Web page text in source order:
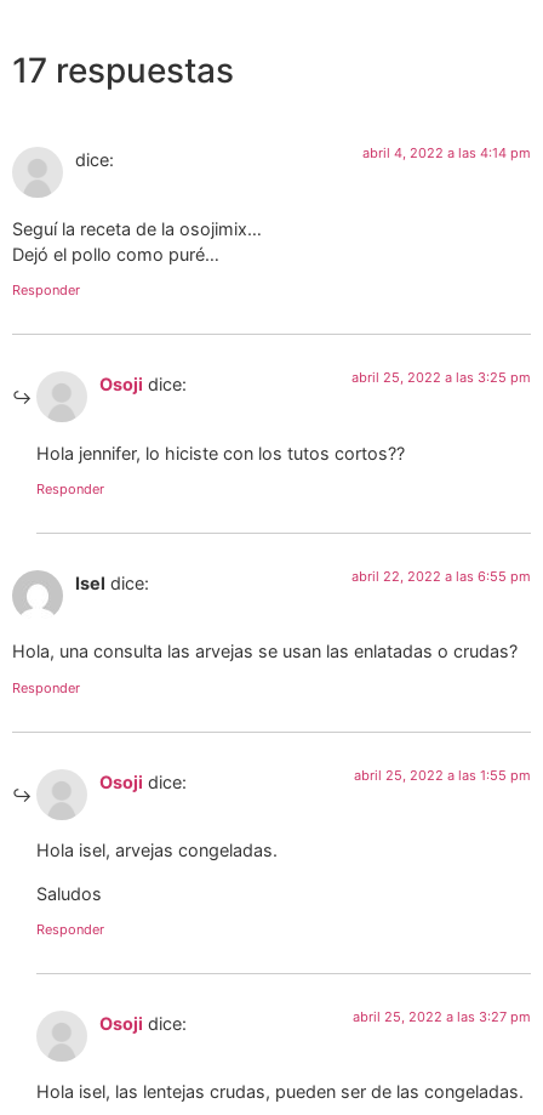
17 respuestas
dice: abril 4, 2022 a las 4:14 pm
Seguí la receta de la osojimix…
Dejó el pollo como puré…
Responder
Osoji dice: abril 25, 2022 a las 3:25 pm
Hola jennifer, lo hiciste con los tutos cortos??
Responder
Isel dice: abril 22, 2022 a las 6:55 pm
Hola, una consulta las arvejas se usan las enlatadas o crudas?
Responder
Osoji dice: abril 25, 2022 a las 1:55 pm
Hola isel, arvejas congeladas.
Saludos
Responder
Osoji dice: abril 25, 2022 a las 3:27 pm
Hola isel, las lentejas crudas, pueden ser de las congeladas.